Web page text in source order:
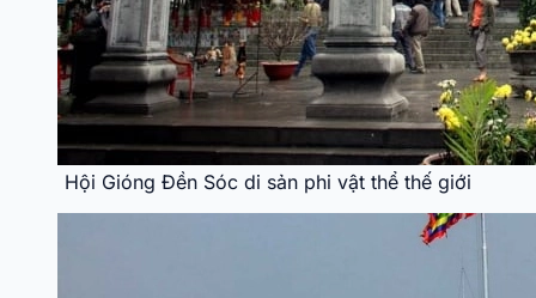
Hội Gióng Đền Sóc di sản phi vật thể thế giới